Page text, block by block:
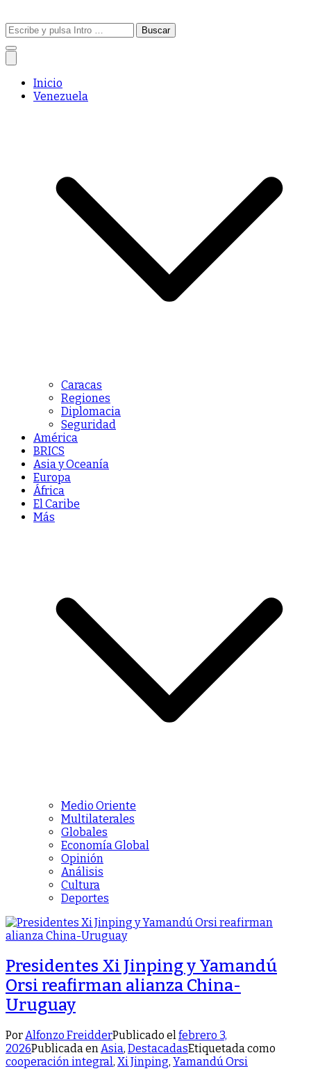
Buscar:
Inicio
Venezuela
Caracas
Regiones
Diplomacia
Seguridad
América
BRICS
Asia y Oceanía
Europa
África
El Caribe
Más
Medio Oriente
Multilaterales
Globales
Economía Global
Opinión
Análisis
Cultura
Deportes
Presidentes Xi Jinping y Yamandú
Orsi reafirman alianza China-
Uruguay
PorAlfonzo FreidderPublicado elfebrero 3,
2026Publicada enAsia, DestacadasEtiquetada como
cooperación integral, Xi Jinping, Yamandú Orsi